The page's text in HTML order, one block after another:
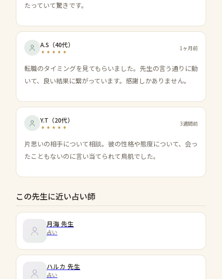
たっていて驚きです。
A.S （40代） 1ヶ月前
転職のタイミングを見てもらいました。先生の言う通りに動
いて、良い結果に繋がっています。感謝しかありません。
Y.T （20代） 3週間前
片思いの相手について相談。彼の性格や態度について、会っ
たこともないのに言い当てられて鳥肌でした。
この先生に近い占い師
月海 先生
占い
ハルカ 先生
占い